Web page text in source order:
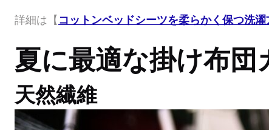
詳細は【コットンベッドシーツを柔らかく保つ洗濯
夏に最適な掛け布団
天然繊維